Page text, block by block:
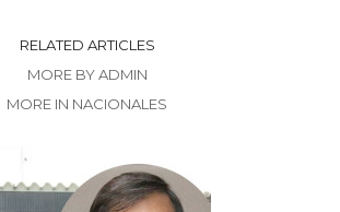
RELATED ARTICLES
MORE BY ADMIN
MORE IN NACIONALES